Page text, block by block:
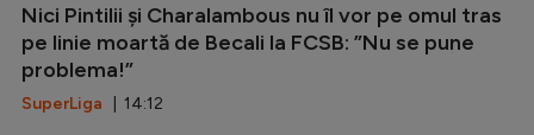
Nici Pintilii și Charalambous nu îl vor pe omul tras
pe linie moartă de Becali la FCSB: ”Nu se pune
problema!”
SuperLiga | 14:12